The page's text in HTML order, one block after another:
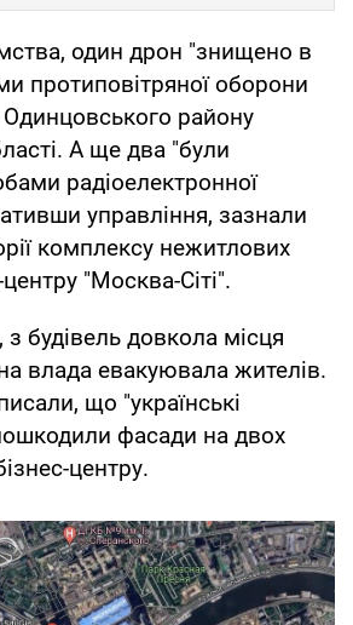
один дрон "знищено в
протиповітряної оборони
району
А ще два "були
радіоелектронної
управління, зазнали
комплексу нежитлових
"Москва-Сіті".
будівель довкола місця
влада евакуювала жителів.
що "українські
фасади на двох
центру.